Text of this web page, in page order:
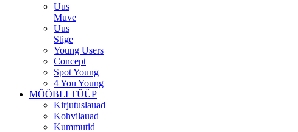
Uus
Muve
Uus
Stige
Young Users
Concept
Spot Young
4 You Young
MÖÖBLI TÜÜP
Kirjutuslauad
Kohvilauad
Kummutid